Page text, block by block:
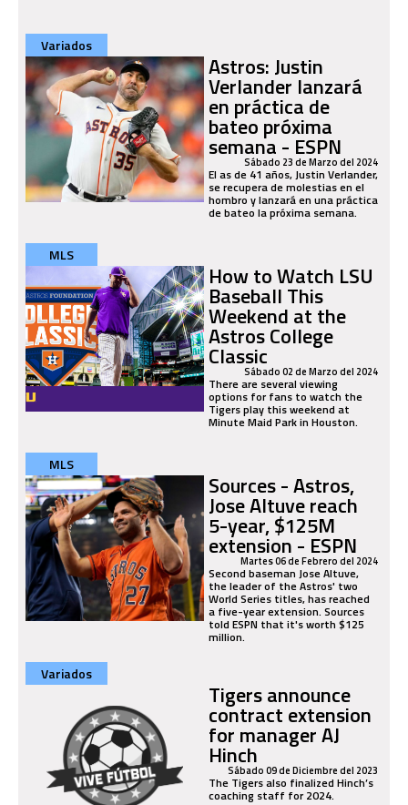
Variados
Astros: Justin
Verlander lanzará
en práctica de
bateo próxima
semana - ESPN
Sábado 23 de Marzo del 2024
El as de 41 años, Justin Verlander,
se recupera de molestias en el
hombro y lanzará en una práctica
de bateo la próxima semana.
MLS
How to Watch LSU
Baseball This
Weekend at the
Astros College
ClassicSábado 02 de Marzo del 2024
There are several viewing
options for fans to watch the
Tigers play this weekend at
Minute Maid Park in Houston.
MLS
Sources - Astros,
Jose Altuve reach
5-year, $125M
extension - ESPN
Martes 06 de Febrero del 2024
Second baseman Jose Altuve,
the leader of the Astros' two
World Series titles, has reached
a five-year extension. Sources
told ESPN that it's worth $125
million.
Variados
Tigers announce
contract extension
for manager AJ
Hinch
Sábado 09 de Diciembre del 2023
The Tigers also finalized Hinch’s
coaching staff for 2024.